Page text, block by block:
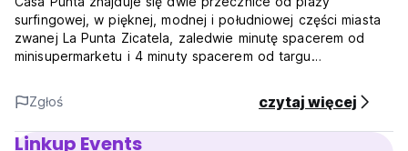
surfingowej, w pięknej, modnej i południowej części miasta
zwanej La Punta Zicatela, zaledwie minutę spacerem od
minisupermarketu i 4 minuty spacerem od targu
znajdziesz najlepsze zachody słońca na plaży w historii i
nie zapomnij po drodze napić się piwa w sklepie na rogu!
Kilka minut dalej i jesteś w jednym z najlepszych na świecie
miejsc do surfowania. Przygotuj się na unoszenie się na
Zgłoś czytaj więcej
Linkup Events